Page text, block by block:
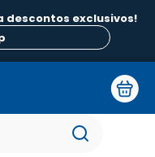
descontos exclusivos!